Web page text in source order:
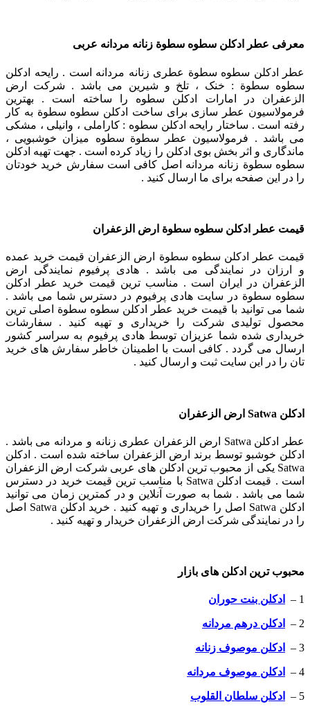
معرفی عطر ادکلن سطوه سطوة زنانه مردانه عربی
عطر ادکلن سطوه سطوة عطری زنانه مردانه است . رایحه ادکلن
سطوه سطوة : خنک ، تلخ و شیرین می باشد . شرکت ارض
الزعفران در امارات ادکلن سطوه را ساخته است . بهترین
فرمولاسیون عطر سازی برای ساخت ادکلن سطوه سطوة به کار
رفته است . ساختار رایحه ادکلن سطوه : کاراملی ، وانیلی ، مشکی
می باشد . فرمولاسیون عطر سطوة سطوه میزان خوشبویی ،
ماندگاری و اثر بخش بوی ادکلن را زیاد کرده است . جهت تهیه ادکلن
سطوه سطوة زنانه مردانه اصل کافی است سفارش خرید خودتان
را در این صفحه برای ما ارسال کنید .
قیمت عطر ادکلن سطوه سطوة ارض الزعفران
قیمت عطر ادکلن سطوه سطوة ارض الزعفران قیمت خرید عمده
و ارزان در نمایندگی می باشد . هادی پرفیوم نمایندگی ارض
الزعفران در ایران است . مناسب ترین قیمت خرید عطر ادکلن
سطوه سطوة در سایت هادی پرفیوم در دسترس شما می باشد .
شما می توانید با قیمت خرید عطر ادکلن سطوه سطوة اصلی ترین
محصول تولیدی شرکت را خریداری و تهیه کنید . سفارشات
خریداری شده شما عزیزان توسط هادی پرفیوم به سراسر کشور
ارسال می گردد . کافی است با اطمینان خاطر سفارش های خرید
تان را در این سایت ثبت و ارسال کنید .
ادکلن Satwa ارض الزعفران
عطر ادکلن Satwa ارض الزعفران عطری زنانه و مردانه می باشد .
ادکلن خوشبو توسط برند ارض الزعفران ساخته شده است . ادکلن
Satwa یکی از محبوب ترین ادکلن های عربی شرکت ارض الزعفران
است . قیمت ادکلن Satwa با مناسب ترین قیمت خرید در دسترس
شما می باشد . شما به صورت آنلاین و در کمترین زمان می توانید
ادکلن Satwa اصل را خریداری و تهیه کنید . خرید ادکلن Satwa اصل
را در نمایندگی شرکت ارض الزعفران خریدار و تهیه کنید .
محبوب ترین ادکلن های بازار
1 – ادکلن بنت حوران
2 – ادکلن درهم مردانه
3 – ادکلن موصوف زنانه
4 – ادکلن موصوف مردانه
5 – ادکلن سلطان القلوب